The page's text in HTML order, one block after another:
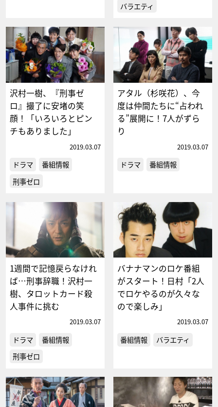
バラエティ
沢村一樹、『刑事ゼ
ロ』撮了に安堵の笑
顔！「いろいろとピン
チもありました」
2019.03.07
ドラマ
番組情報
刑事ゼロ
アタル（杉咲花）、今
度は仲間たちに“占われ
る”展開に！7人がずら
り
2019.03.07
ドラマ 番組情報
1週間で記憶戻らなけれ
ば…刑事辞職！沢村一
樹、タロットカード殺
人事件に挑む
2019.03.07
ドラマ
番組情報
刑事ゼロ
バナナマンのロケ番組
がスタート！日村「2人
でロケやるのが久々な
ので楽しみ」
2019.03.07
番組情報 バラエティ